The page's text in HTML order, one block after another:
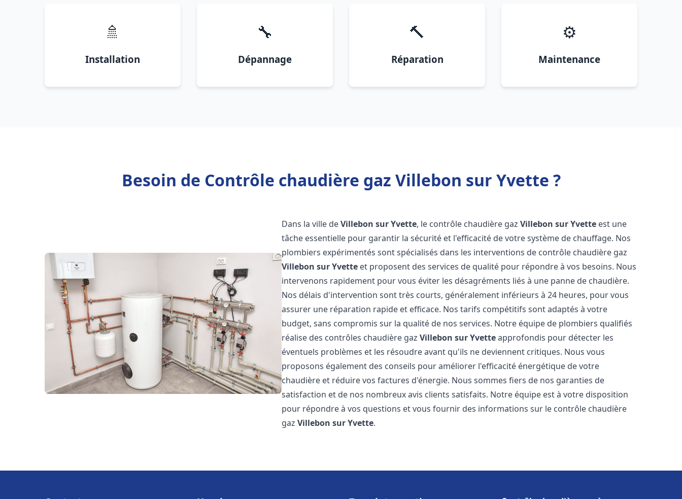
🚿
Installation
🔧
Dépannage
🔨
Réparation
⚙️
Maintenance
Besoin de Contrôle chaudière gaz Villebon sur Yvette ?
Dans la ville deVillebon sur Yvette, le contrôle chaudière gazVillebon sur Yvette est une
tâche essentielle pour garantir la sécurité et l'efficacité de votre système de chauffage. Nos
plombiers expérimentés sont spécialisés dans les interventions de contrôle chaudière gaz
Villebon sur Yvette et proposent des services de qualité pour répondre à vos besoins. Nous
intervenons rapidement pour vous éviter les désagréments liés à une panne de chaudière.
Nos délais d'intervention sont très courts, généralement inférieurs à 24 heures, pour vous
assurer une réparation rapide et efficace. Nos tarifs compétitifs sont adaptés à votre
budget, sans compromis sur la qualité de nos services. Notre équipe de plombiers qualifiés
réalise des contrôles chaudière gazVillebon sur Yvetteapprofondis pour détecter les
éventuels problèmes et les résoudre avant qu'ils ne deviennent critiques. Nous vous
proposons également des conseils pour améliorer l'efficacité énergétique de votre
chaudière et réduire vos factures d'énergie. Nous sommes fiers de nos garanties de
satisfaction et de nos nombreux avis clients satisfaits. Notre équipe est à votre disposition
pour répondre à vos questions et vous fournir des informations sur le contrôle chaudière
gazVillebon sur Yvette.